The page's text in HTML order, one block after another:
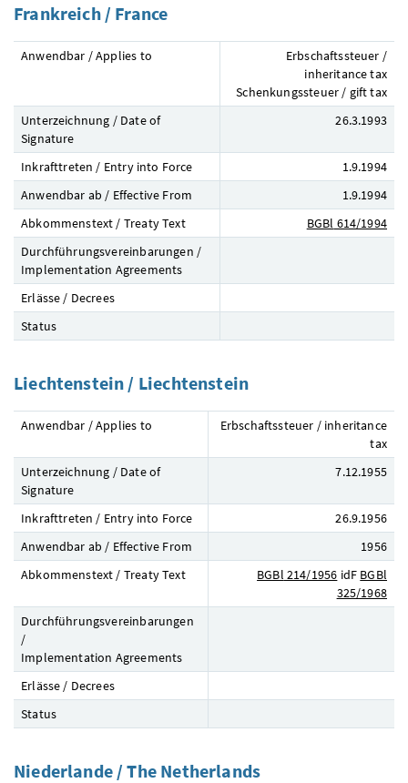
Frankreich / France
Anwendbar / Applies to
Erbschaftssteuer /
inheritance tax
Schenkungssteuer / gift tax
Unterzeichnung / Date of
Signature
26.3.1993
Inkrafttreten / Entry into Force
1.9.1994
Anwendbar ab / Effective From
1.9.1994
Abkommenstext / Treaty Text
BGBl 614/1994
Durchführungsvereinbarungen /
Implementation Agreements
Erlässe / Decrees
Status
Liechtenstein / Liechtenstein
Anwendbar / Applies to
Erbschaftssteuer / inheritance
tax
Unterzeichnung / Date of
Signature
7.12.1955
Inkrafttreten / Entry into Force
26.9.1956
Anwendbar ab / Effective From
1956
Abkommenstext / Treaty Text
BGBl 214/1956 idF BGBl
325/1968
Durchführungsvereinbarungen
/
Implementation Agreements
Erlässe / Decrees
Status
Niederlande / The Netherlands